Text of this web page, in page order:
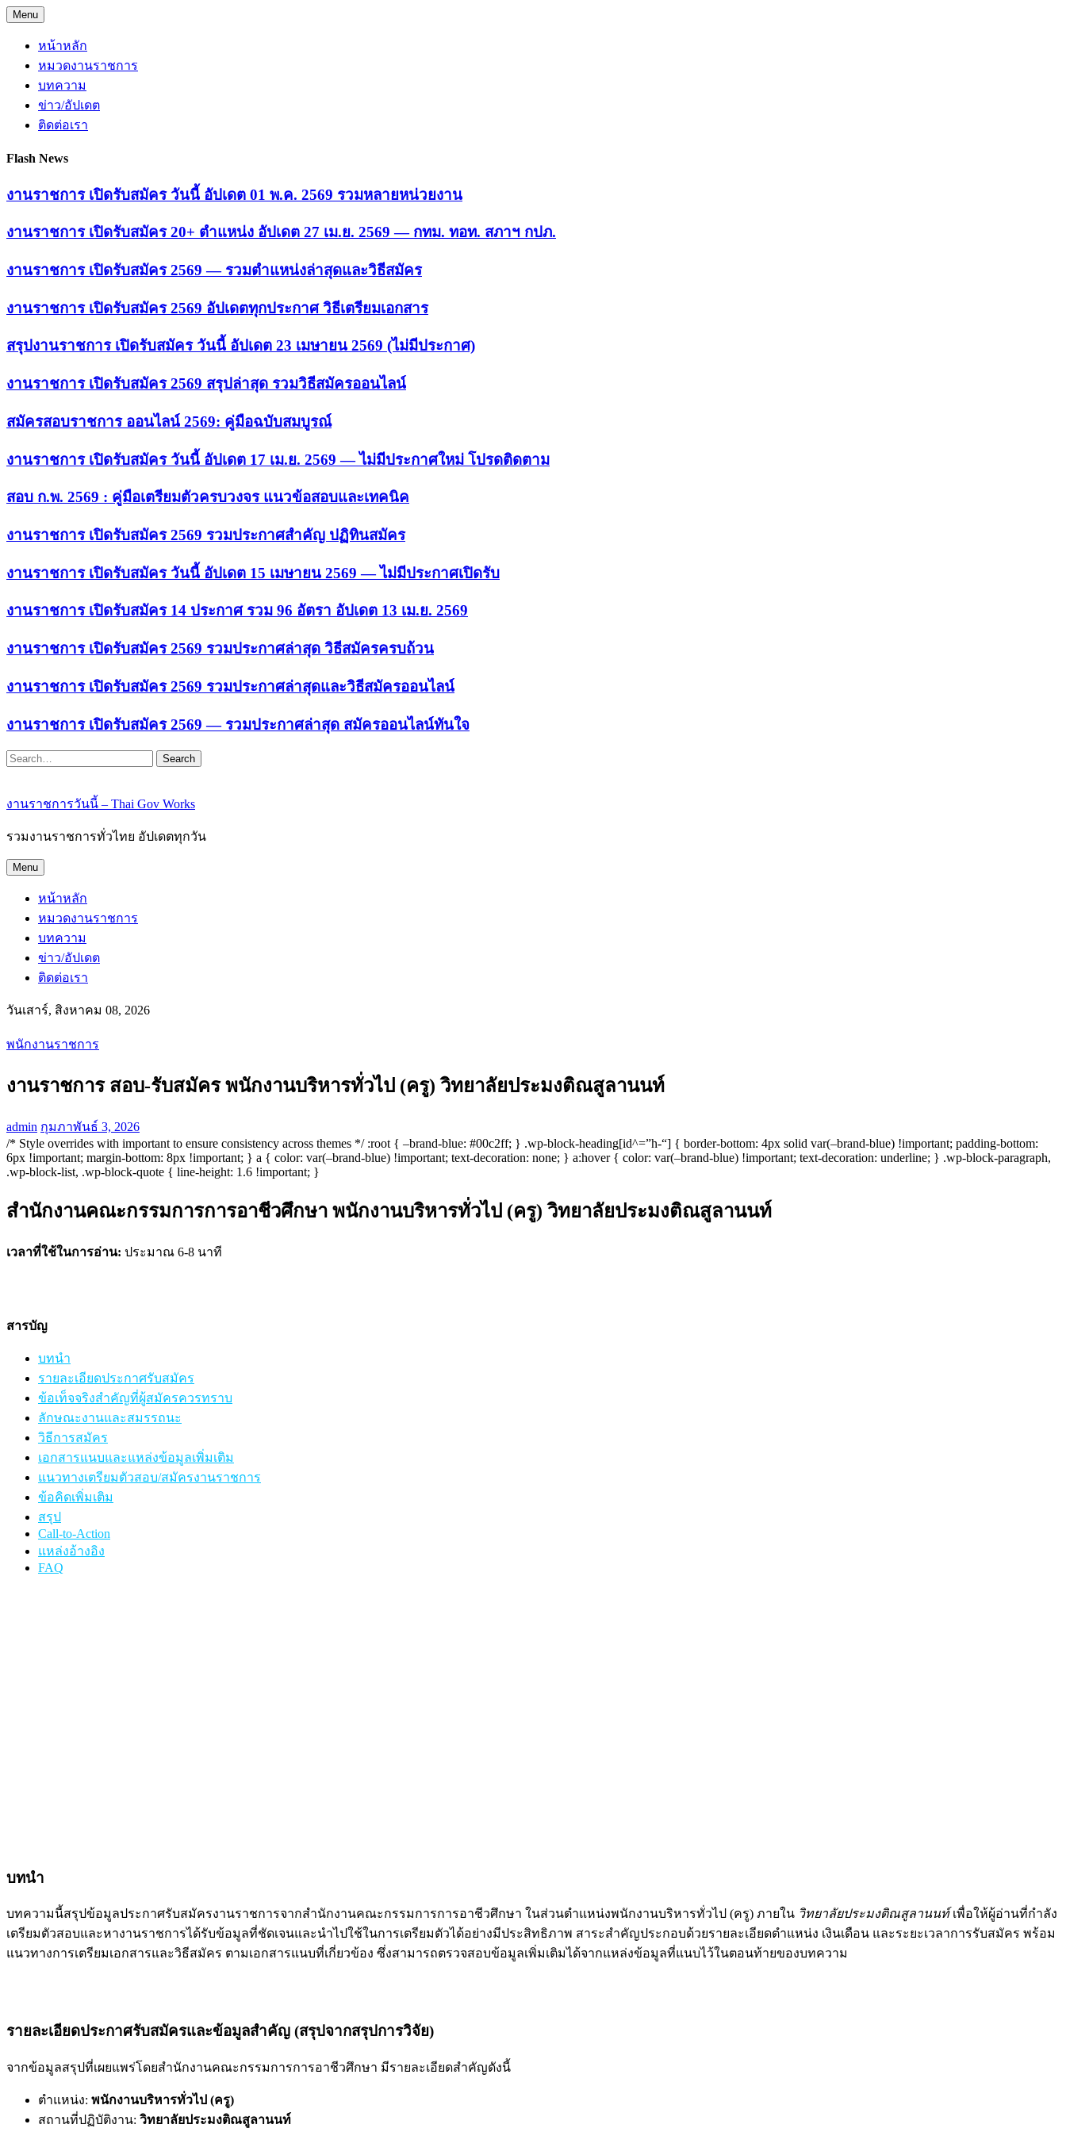
Skip
to
content
Menu
หน้าหลัก
หมวดงานราชการ
บทความ
ข่าว/อัปเดต
ติดต่อเรา
Flash News
งานราชการ เปิดรับสมัคร วันนี้ อัปเดต 01 พ.ค. 2569 รวมหลายหน่วยงาน
งานราชการ เปิดรับสมัคร 20+ ตำแหน่ง อัปเดต 27 เม.ย. 2569 — กทม. ทอท. สภาฯ กปภ.
งานราชการ เปิดรับสมัคร 2569 — รวมตำแหน่งล่าสุดและวิธีสมัคร
งานราชการ เปิดรับสมัคร 2569 อัปเดตทุกประกาศ วิธีเตรียมเอกสาร
สรุปงานราชการ เปิดรับสมัคร วันนี้ อัปเดต 23 เมษายน 2569 (ไม่มีประกาศ)
งานราชการ เปิดรับสมัคร 2569 สรุปล่าสุด รวมวิธีสมัครออนไลน์
สมัครสอบราชการ ออนไลน์ 2569: คู่มือฉบับสมบูรณ์
งานราชการ เปิดรับสมัคร วันนี้ อัปเดต 17 เม.ย. 2569 — ไม่มีประกาศใหม่ โปรดติดตาม
สอบ ก.พ. 2569 : คู่มือเตรียมตัวครบวงจร แนวข้อสอบและเทคนิค
งานราชการ เปิดรับสมัคร 2569 รวมประกาศสำคัญ ปฏิทินสมัคร
งานราชการ เปิดรับสมัคร วันนี้ อัปเดต 15 เมษายน 2569 — ไม่มีประกาศเปิดรับ
งานราชการ เปิดรับสมัคร 14 ประกาศ รวม 96 อัตรา อัปเดต 13 เม.ย. 2569
งานราชการ เปิดรับสมัคร 2569 รวมประกาศล่าสุด วิธีสมัครครบถ้วน
งานราชการ เปิดรับสมัคร 2569 รวมประกาศล่าสุดและวิธีสมัครออนไลน์
งานราชการ เปิดรับสมัคร 2569 — รวมประกาศล่าสุด สมัครออนไลน์ทันใจ
Search
งานราชการวันนี้ – Thai Gov Works
รวมงานราชการทั่วไทย อัปเดตทุกวัน
Menu
หน้าหลัก
หมวดงานราชการ
บทความ
ข่าว/อัปเดต
ติดต่อเรา
วันเสาร์, สิงหาคม 08, 2026
พนักงานราชการ
งานราชการ สอบ-รับสมัคร พนักงานบริหารทั่วไป (ครู) วิทยาลัยประมงติณสูลานนท์
admin กุมภาพันธ์ 3, 2026
/* Style overrides with important to ensure consistency across themes */ :root { –brand-blue: #00c2ff; } .wp-block-heading[id^=”h-“] { border-bottom: 4px solid var(–brand-blue) !important; padding-bottom:
6px !important; margin-bottom: 8px !important; } a { color: var(–brand-blue) !important; text-decoration: none; } a:hover { color: var(–brand-blue) !important; text-decoration: underline; } .wp-block-paragraph,
.wp-block-list, .wp-block-quote { line-height: 1.6 !important; }
สำนักงานคณะกรรมการการอาชีวศึกษา พนักงานบริหารทั่วไป (ครู) วิทยาลัยประมงติณสูลานนท์
เวลาที่ใช้ในการอ่าน: ประมาณ 6-8 นาที
สารบัญ
บทนำ
รายละเอียดประกาศรับสมัคร
ข้อเท็จจริงสำคัญที่ผู้สมัครควรทราบ
ลักษณะงานและสมรรถนะ
วิธีการสมัคร
เอกสารแนบและแหล่งข้อมูลเพิ่มเติม
แนวทางเตรียมตัวสอบ/สมัครงานราชการ
ข้อคิดเพิ่มเติม
สรุป
Call-to-Action
แหล่งอ้างอิง
FAQ
บทนำ
บทความนี้สรุปข้อมูลประกาศรับสมัครงานราชการจากสำนักงานคณะกรรมการการอาชีวศึกษา ในส่วนตำแหน่งพนักงานบริหารทั่วไป (ครู) ภายใน วิทยาลัยประมงติณสูลานนท์เพื่อให้ผู้อ่านที่กำลัง
เตรียมตัวสอบและหางานราชการได้รับข้อมูลที่ชัดเจนและนำไปใช้ในการเตรียมตัวได้อย่างมีประสิทธิภาพ สาระสำคัญประกอบด้วยรายละเอียดตำแหน่ง เงินเดือน และระยะเวลาการรับสมัคร พร้อม
แนวทางการเตรียมเอกสารและวิธีสมัคร ตามเอกสารแนบที่เกี่ยวข้อง ซึ่งสามารถตรวจสอบข้อมูลเพิ่มเติมได้จากแหล่งข้อมูลที่แนบไว้ในตอนท้ายของบทความ
รายละเอียดประกาศรับสมัครและข้อมูลสำคัญ (สรุปจากสรุปการวิจัย)
จากข้อมูลสรุปที่เผยแพร่โดยสำนักงานคณะกรรมการการอาชีวศึกษา มีรายละเอียดสำคัญดังนี้
ตำแหน่ง: พนักงานบริหารทั่วไป (ครู)
สถานที่ปฏิบัติงาน: วิทยาลัยประมงติณสูลานนท์